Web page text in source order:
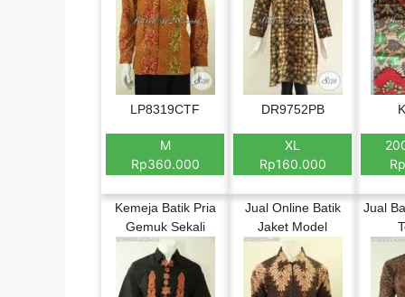
LP8319CTF
M
Rp360.000
DR9752PB
XL
Rp160.000
Kemeja Batik Pria
Gemuk Sekali
Jual Online Batik
Jaket Model
Jual